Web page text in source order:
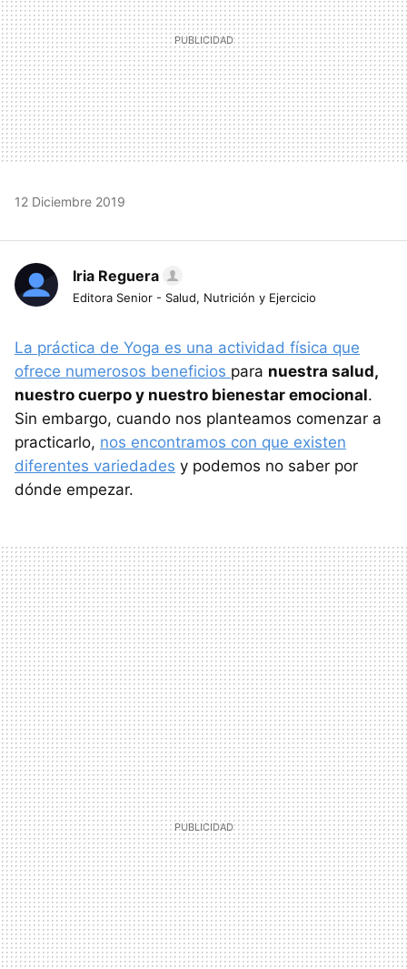
12 Diciembre 2019
Iria Reguera
Editora Senior - Salud, Nutrición y Ejercicio
La práctica de Yoga es una actividad física que
ofrece numerosos beneficios para nuestra salud,
nuestro cuerpo y nuestro bienestar emocional.
Sin embargo, cuando nos planteamos comenzar a
practicarlo, nos encontramos con que existen
diferentes variedades y podemos no saber por
dónde empezar.